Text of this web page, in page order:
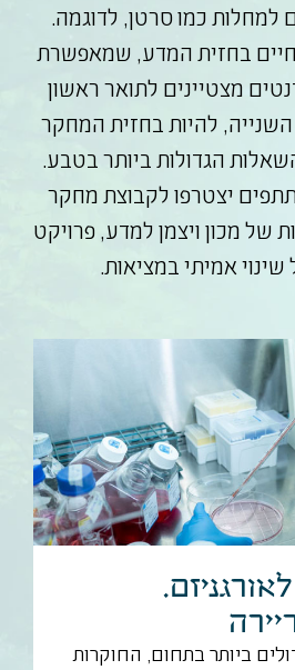
למחלות כמו סרטן, לדוגמה.
בחזית המדע, שמאפשרת
מצטיינים לתואר ראשון
להיות בחזית המחקר
הגדולות ביותר בטבע.
יצטרפו לקבוצת מחקר
של מכון ויצמן למדע, פרויקט
שינוי אמיתי במציאות.
ביותר בתחום, החוקרות